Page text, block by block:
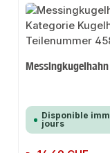
Messingkugelhahn
Disponible
jours